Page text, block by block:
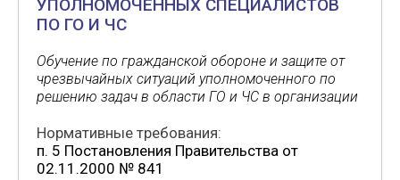
УПОЛНОМОЧЕННЫХ СПЕЦИАЛИСТОВ
ПО ГО И ЧС
Обучение по гражданской обороне и защите от
чрезвычайных ситуаций уполномоченного по
решению задач в области ГО и ЧС в организации
Нормативные требования:
п. 5 Постановления Правительства от
02.11.2000 № 841